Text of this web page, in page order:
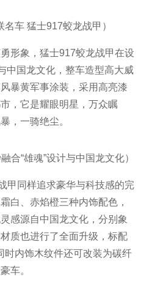
车 猛士917蛟龙战甲）
形象，猛士917蛟龙战甲在设
中国龙文化，整车造型高大威
暴黄军事涂装，采用高亮漆
，它是耀眼明星，万众瞩
，一骑绝尘。
合“雄魂”设计与中国龙文化）
甲同样追求豪华与科技感的完
白、赤焰橙三种内饰配色，
感源自中国龙文化，分别象
质也进行了全面升级，标配
时内饰木纹件还可改装为碳纤
车。